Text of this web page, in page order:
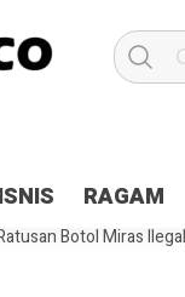
RAGAM
jam di Kota Jayapura
Hibah
Botol Miras